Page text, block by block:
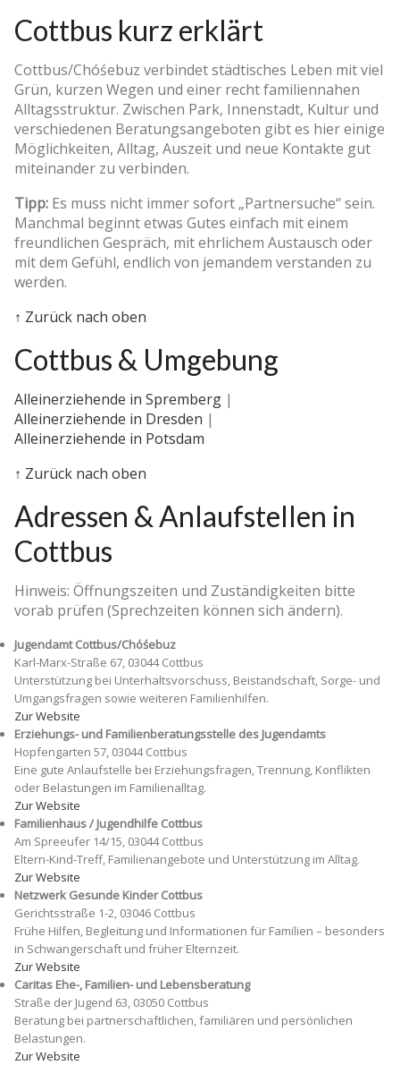
Cottbus kurz erklärt
Cottbus/Chóśebuz verbindet städtisches Leben mit viel
Grün, kurzen Wegen und einer recht familiennahen
Alltagsstruktur. Zwischen Park, Innenstadt, Kultur und
verschiedenen Beratungsangeboten gibt es hier einige
Möglichkeiten, Alltag, Auszeit und neue Kontakte gut
miteinander zu verbinden.
Tipp: Es muss nicht immer sofort „Partnersuche“ sein.
Manchmal beginnt etwas Gutes einfach mit einem
freundlichen Gespräch, mit ehrlichem Austausch oder
mit dem Gefühl, endlich von jemandem verstanden zu
werden.
↑ Zurück nach oben
Cottbus & Umgebung
Alleinerziehende in Spremberg |
Alleinerziehende in Dresden |
Alleinerziehende in Potsdam
↑ Zurück nach oben
Adressen & Anlaufstellen in
Cottbus
Hinweis: Öffnungszeiten und Zuständigkeiten bitte
vorab prüfen (Sprechzeiten können sich ändern).
Jugendamt Cottbus/Chóśebuz
Karl-Marx-Straße 67, 03044 Cottbus
Unterstützung bei Unterhaltsvorschuss, Beistandschaft, Sorge- und
Umgangsfragen sowie weiteren Familienhilfen.
Zur Website
Erziehungs- und Familienberatungsstelle des Jugendamts
Hopfengarten 57, 03044 Cottbus
Eine gute Anlaufstelle bei Erziehungsfragen, Trennung, Konflikten
oder Belastungen im Familienalltag.
Zur Website
Familienhaus / Jugendhilfe Cottbus
Am Spreeufer 14/15, 03044 Cottbus
Eltern-Kind-Treff, Familienangebote und Unterstützung im Alltag.
Zur Website
Netzwerk Gesunde Kinder Cottbus
Gerichtsstraße 1-2, 03046 Cottbus
Frühe Hilfen, Begleitung und Informationen für Familien – besonders
in Schwangerschaft und früher Elternzeit.
Zur Website
Caritas Ehe-, Familien- und Lebensberatung
Straße der Jugend 63, 03050 Cottbus
Beratung bei partnerschaftlichen, familiären und persönlichen
Belastungen.
Zur Website